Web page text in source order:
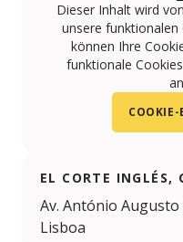
Dieser Inhalt wird
unsere funktionalen
können Ihre
funktionale
COOKIE-
EL CORTE INGLÉS,
Av. António Augusto
Lisboa